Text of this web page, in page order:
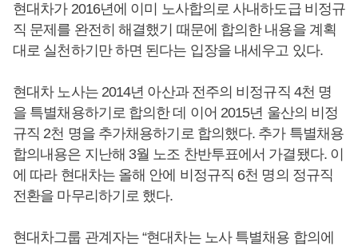
현대차가 2016년에 이미 노사합의로 사내하도급 비정규
직 문제를 완전히 해결했기 때문에 합의한 내용을 계획
대로 실천하기만 하면 된다는 입장을 내세우고 있다.
현대차 노사는 2014년 아산과 전주의 비정규직 4천 명
을 특별채용하기로 합의한 데 이어 2015년 울산의 비정
규직 2천 명을 추가채용하기로 합의했다. 추가 특별채용
합의내용은 지난해 3월 노조 찬반투표에서 가결됐다. 이
에 따라 현대차는 올해 안에 비정규직 6천 명의 정규직
전환을 마무리하기로 했다.
현대차그룹 관계자는 “현대차는 노사 특별채용 합의에